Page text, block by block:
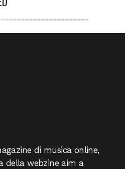
di musica online,
della webzine aim a